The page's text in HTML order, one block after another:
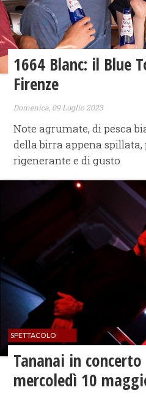
1664 Blanc: il Blue
Firenze
Domenica, 09 Luglio 2023
Note agrumate, di pesca
della birra appena spillata,
rigenerante e di gusto
SPETTACOLO
Tananai in concerto
mercoledì 10